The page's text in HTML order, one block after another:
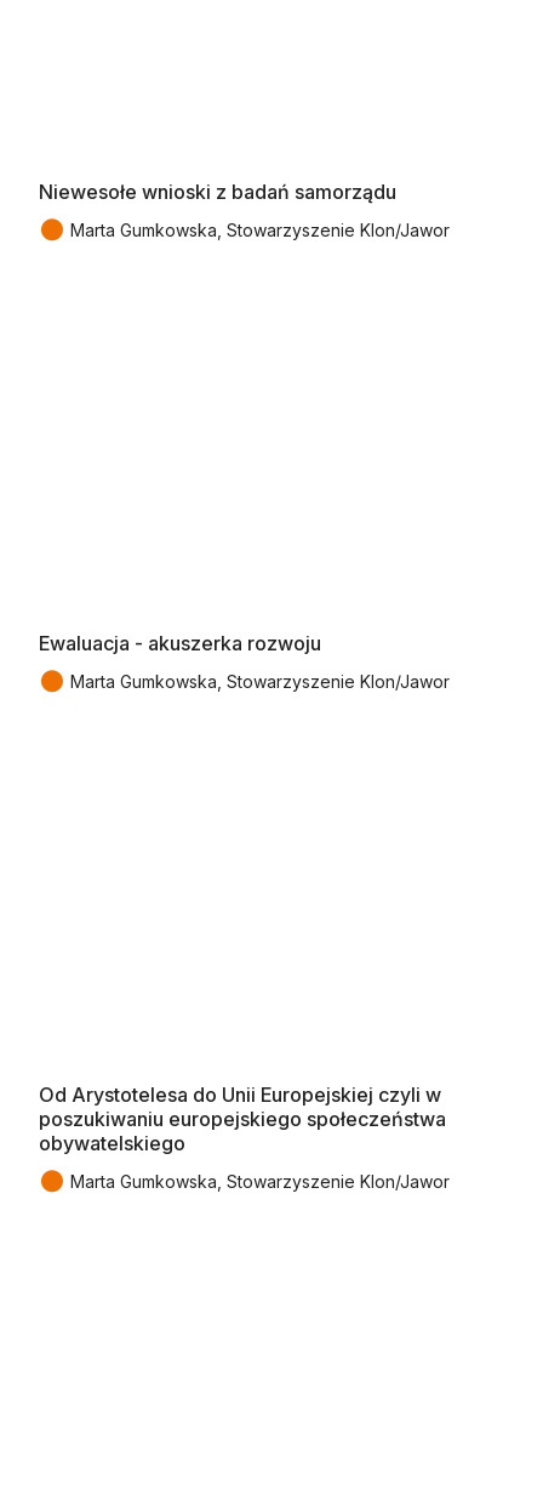
Niewesołe wnioski z badań samorządu
● Marta Gumkowska, Stowarzyszenie Klon/Jawor
Ewaluacja - akuszerka rozwoju
● Marta Gumkowska, Stowarzyszenie Klon/Jawor
Od Arystotelesa do Unii Europejskiej czyli w
poszukiwaniu europejskiego społeczeństwa
obywatelskiego
● Marta Gumkowska, Stowarzyszenie Klon/Jawor